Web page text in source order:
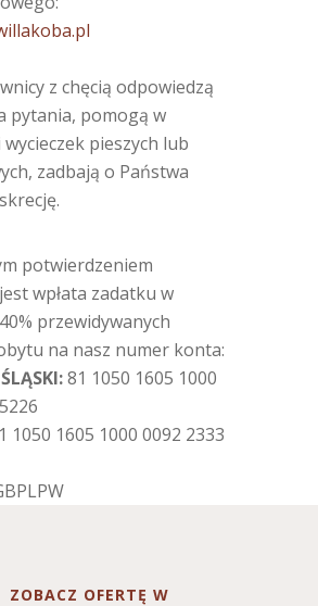
z chęcią odpowiedzą
pytania, pomogą w
pieszych lub
zadbają o Państwa
potwierdzeniem
wpłata zadatku w
przewidywanych
na nasz numer konta:
81 1050 1605 1000
1050 1605 1000 0092 2333
ZOBACZ OFERTĘ W